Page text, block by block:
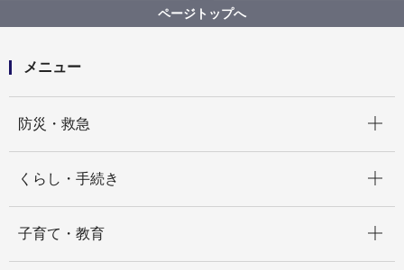
集団接種会場従事者の新型コロナウイルス感染確認に
ついて
ページトップへ
メニュー
防災・救急
くらし・手続き
子育て・教育